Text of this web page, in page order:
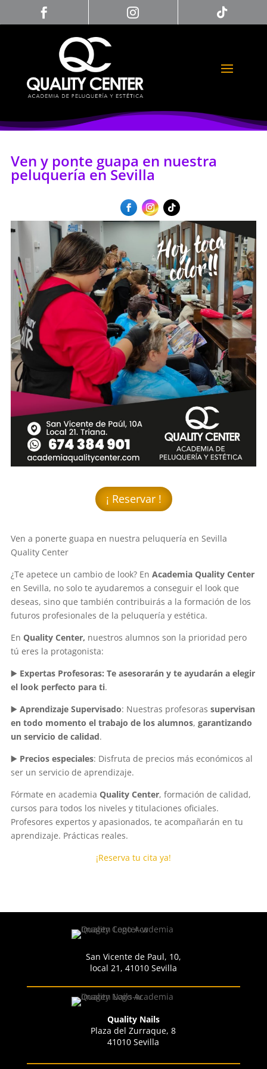
  
Ven y ponte guapa en nuestra
peluquería en Sevilla
¡ Reservar !
Ven a ponerte guapa en nuestra peluquería en Sevilla
Quality Center
¿Te apetece un cambio de look? En Academia Quality Center
en Sevilla, no solo te ayudaremos a conseguir el look que
deseas, sino que también contribuirás a la formación de los
futuros profesionales de la peluquería y estética.
En Quality Center, nuestros alumnos son la prioridad pero
tú eres la protagonista:
▶️ Expertas Profesoras: Te asesorarán y te ayudarán a elegir
el look perfecto para ti.
▶️ Aprendizaje Supervisado: Nuestras profesoras supervisan
en todo momento el trabajo de los alumnos, garantizando
un servicio de calidad.
▶️ Precios especiales: Disfruta de precios más económicos al
ser un servicio de aprendizaje.
Fórmate en academia Quality Center, formación de calidad,
cursos para todos los niveles y titulaciones oficiales.
Profesores expertos y apasionados, te acompañarán en tu
aprendizaje. Prácticas reales.
¡Reserva tu cita ya!
San Vicente de Paul, 10,
local 21, 41010 Sevilla
Quality Nails
Plaza del Zurraque, 8
41010 Sevilla